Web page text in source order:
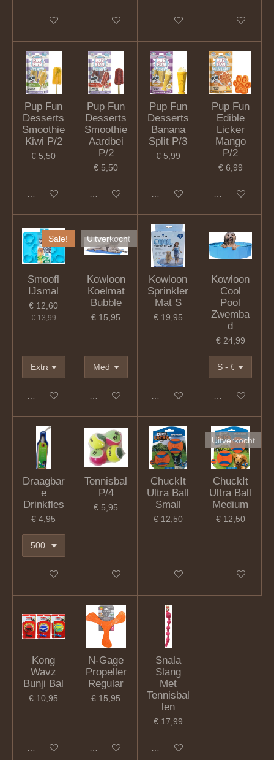
In winkelwagen In winkelwagen In winkelwagen In winkelwagen
Pup Fun
Desserts
Smoothie
Kiwi P/2
€ 5,50
In winkelwagen
Pup Fun
Desserts
Smoothie
Aardbei
P/2
€ 5,50
In winkelwagen
Pup Fun
Desserts
Banana
Split P/3
€ 5,99
In winkelwagen
Pup Fun
Edible
Licker
Mango
P/2
€ 6,99
In winkelwagen
Sale!
Smoofl
IJsmal
€ 12,60
€ 13,99
In winkelwagen
Uitverkocht
Kowloon
Koelmat
Bubble
€ 15,95
Houd mij op de hoogte
Kowloon
Sprinkler
Mat S
€ 19,95
In winkelwagen
Kowloon
Cool
Pool
Zwemba
d
€ 24,99
In winkelwagen
Draagbar
e
Drinkfles
€ 4,95
In winkelwagen
Tennisbal
P/4
€ 5,95
In winkelwagen
ChuckIt
Ultra Ball
Small
€ 12,50
In winkelwagen
Uitverkocht
ChuckIt
Ultra Ball
Medium
€ 12,50
Houd mij op
Kong
Wavz
Bunji Bal
€ 10,95
In winkelwagen
N-Gage
Propeller
Regular
€ 15,95
In winkelwagen
Snala
Slang
Met
Tennisbal
len
€ 17,99
In winkelwagen